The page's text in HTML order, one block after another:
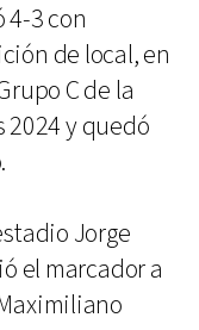
4-3 con
de local, en
C de la
2024 y quedó
Jorge
el marcador a